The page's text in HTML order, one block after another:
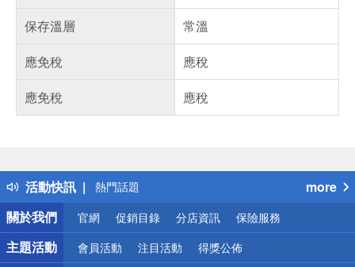
保存溫層
常溫
應免稅
應稅
應免稅
應稅
活動快訊
得獎公告
熱門話題
銀行優惠
偏遠地區配送
詐騙網頁！請小心！
more
關於我們
官網 促銷目錄 分店資訊 保險服務
主題活動 會員活動 注目活動 得獎公佈